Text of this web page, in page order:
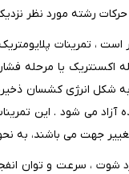
رشته مورد نظر
، تمرینات
اکسنتریک یا مرحله
انرژی کشسان
می شود . این
جهت می باشند، به
، سرعت و توان